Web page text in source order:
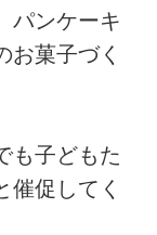
パンケーキ
お菓子づく
も子どもた
催促してく